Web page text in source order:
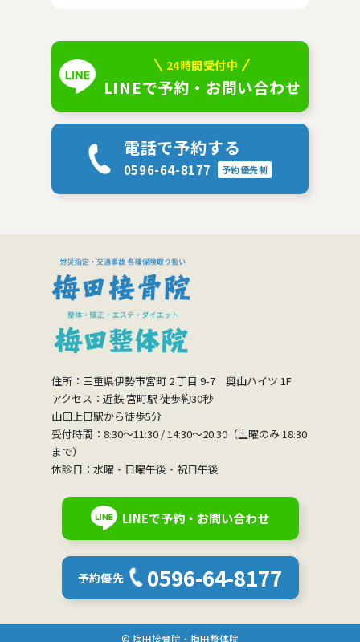
24時間受付中
LINEで予約・お問い合わせ
電話で予約する
0596-64-8177 予約優先制
住所：三重県伊勢市宮町 2 丁目 9-7 奥山ハイツ 1F
アクセス：近鉄 宮町駅 徒歩約30秒
山田上口駅から徒歩5分
受付時間：8:30〜11:30 / 14:30〜20:30（土曜のみ 18:30
まで）
休診日：水曜・日曜午後・祝日午後
LINEで予約・お問い合わせ
予約優先 0596-64-8177
©︎ 梅田接骨院・梅田整体院